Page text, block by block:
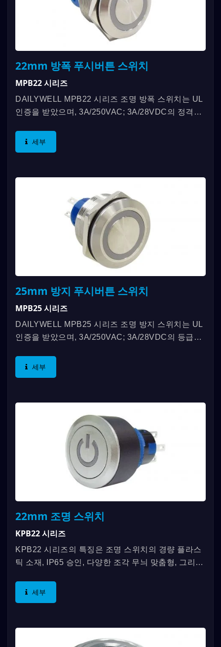
22mm 방폭 푸시버튼 스위치
MPB22 시리즈
DAILYWELL MPB22 시리즈 조명 방폭 스위치는 UL
인증을 받았으며, 3A/250VAC; 3A/28VDC의 정격을
1,000,000회(순간)...
세부
25mm 방지 푸시버튼 스위치
MPB25 시리즈
DAILYWELL MPB25 시리즈 조명 방지 스위치는 UL
인증을 받았으며, 3A/250VAC; 3A/28VDC의 등급을
1,000,000회(순간) 및 500,000회(래칭)의...
세부
22mm 조명 스위치
KPB22 시리즈
KPB22 시리즈의 특징은 조명 스위치의 경량 플라스
틱 소재, IP65 승인, 다양한 조각 무늬 맞춤형, 그리고
DAILYWELL은 이러한...
세부